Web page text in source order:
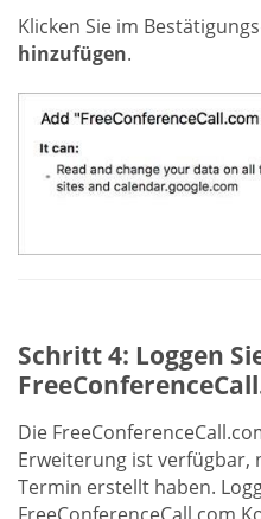
Klicken Sie im
hinzufügen.
Schritt 4: Loggen
Die
Erweiterung ist verfügbar,
Termin erstellt haben.